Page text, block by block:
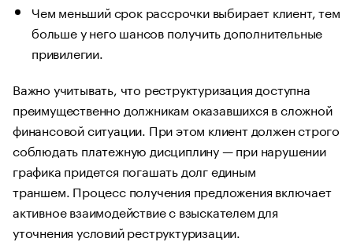
Чем меньший срок рассрочки выбирает клиент, тем
больше у него шансов получить дополнительные
привилегии.
Важно учитывать, что реструктуризация доступна
преимущественно должникам оказавшихся в сложной
финансовой ситуации. При этом клиент должен строго
соблюдать платежную дисциплину — при нарушении
графика придется погашать долг единым
траншем. Процесс получения предложения включает
активное взаимодействие с взыскателем для
уточнения условий реструктуризации.